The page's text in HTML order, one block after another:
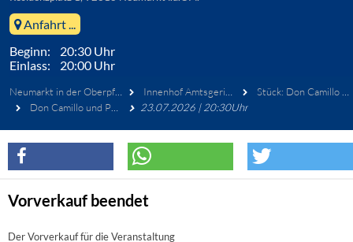
Anfahrt ...
Beginn: 20:30 Uhr
Einlass: 20:00 Uhr
Innenhof Amtsgericht
Stück: Don Camillo und Peppone
Don Camillo und Peppone
23.07.2026 | 20:30Uhr
Vorverkauf beendet
Der Vorverkauf für die Veranstaltung